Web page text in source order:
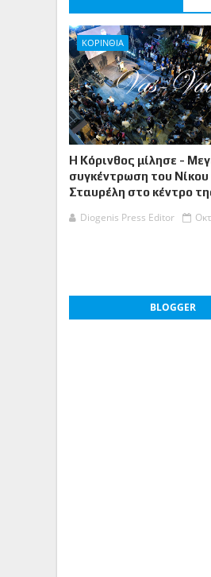
ΚΟΡΙΝΘΙΑ
Η Κόρινθος μίλησε -
συγκέντρωση του Νίκου
Σταυρέλη στο κέντρο
Diogenis Press Editor
BLOGGER